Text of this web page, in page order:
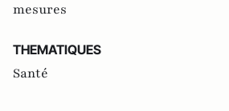
mesures
THEMATIQUES
Santé